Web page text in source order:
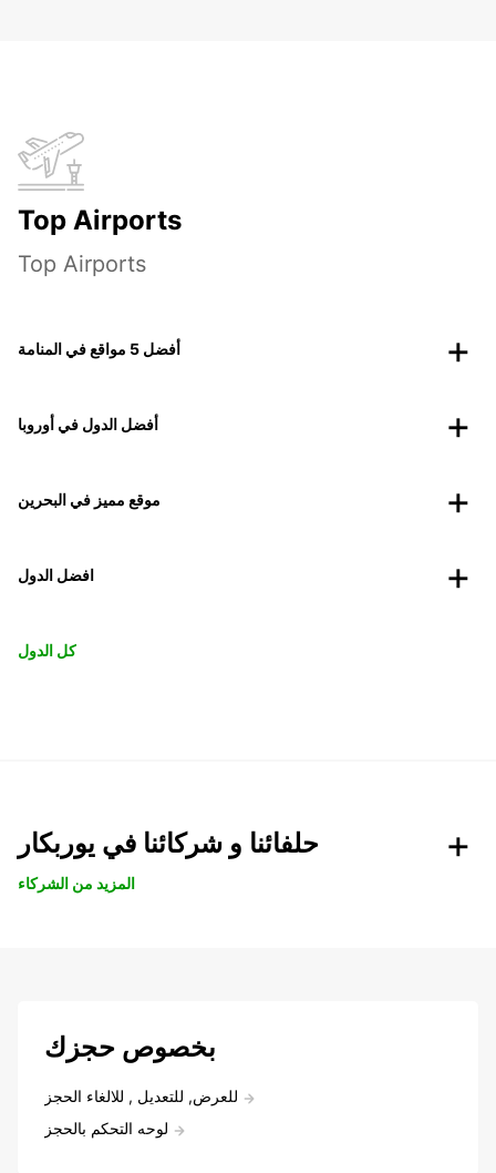
Top Airports
Top Airports
أفضل 5 مواقع في المنامة
أفضل الدول في أوروبا
موقع مميز في البحرين
افضل الدول
كل الدول
حلفائنا و شركائنا في يوربكار
المزيد من الشركاء
بخصوص حجزك
للعرض, للتعديل , للالغاء الحجز
لوحه التحكم بالحجز